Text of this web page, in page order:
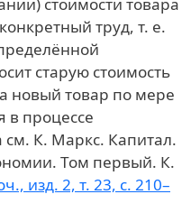
труд, т. е.
старую стоимость
новый товар по мере
в процессе
см. К. Маркс. Капитал.
Том первый. К.
изд. 2, т. 23, с. 210–